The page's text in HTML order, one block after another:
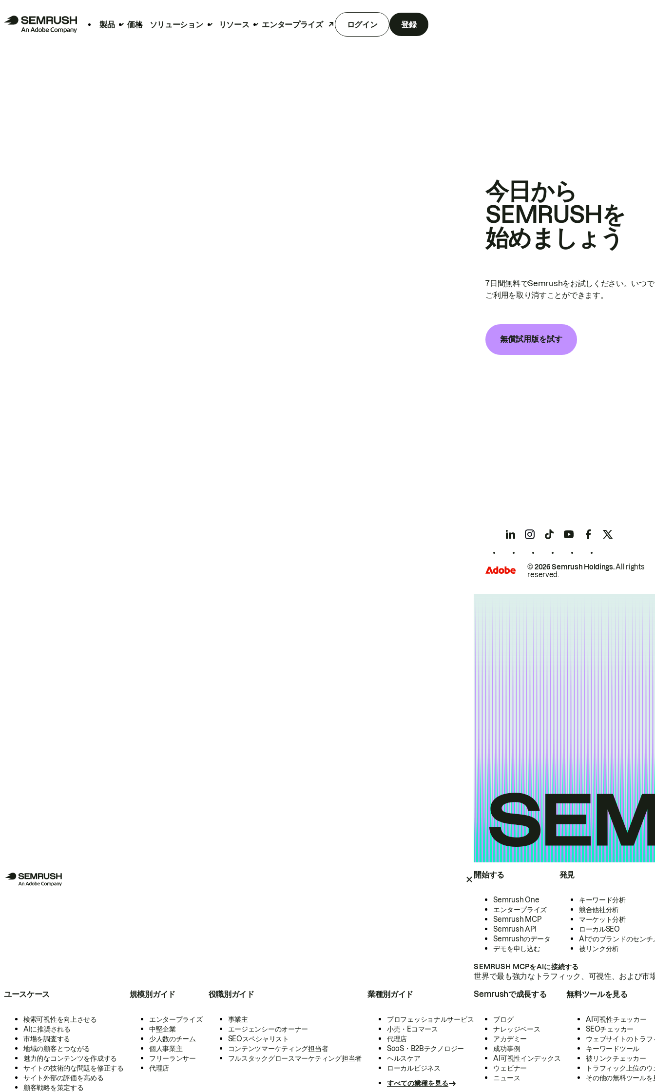
製品 価格 ソリューション リソース エンタープライズ ログイン 登録
開始する
Semrush One
エンタープライズ
Semrush MCP
Semrush API
Semrushのデータ
デモを申し込む
発見
キーワード分析
競合他社分析
マーケット分析
ローカルSEO
AIでのブランドのセンチ
被リンク分析
SEMRUSH MCPをAIに接続する
世界で最も強力なトラフィック、可視性、および
ユースケース
検索可視性を向上させる
AIに推奨される
市場を調査する
地域の顧客とつながる
魅力的なコンテンツを作成する
サイトの技術的な問題を修正する
サイト外部の評価を高める
顧客戦略を策定する
規模別ガイド
エンタープライズ
中堅企業
少人数のチーム
個人事業主
フリーランサー
代理店
役職別ガイド
事業主
エージェンシーのオーナー
SEOスペシャリスト
コンテンツマーケティング担当者
フルスタックグロースマーケティング担当者
業種別ガイド
プロフェッショナルサービス
小売・Eコマース
代理店
SaaS・B2Bテクノロジー
ヘルスケア
ローカルビジネス
すべての業種を見る
Semrushで成長する
ブログ
ナレッジベース
アカデミー
成功事例
AI可視性インデックス
ウェビナー
ニュース
無料ツールを見る
AI可視性チェッカー
SEOチェッカー
ウェブサイトのトラ
キーワードツール
被リンクチェッカー
トラフィック上位の
その他の無料ツールを
今日から
SEMRUSHを
始めましょう
7日間無料でSemrushをお試しください。いつ
ご利用を取り消すことができます。
無償試用版を試す
© 2026 Semrush Holdings.All rights
reserved.